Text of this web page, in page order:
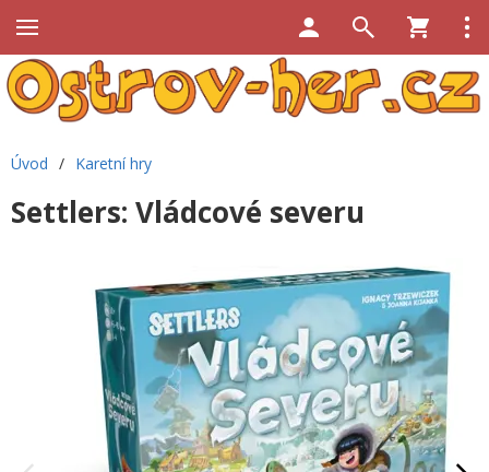
Úvod / Karetní hry
Settlers: Vládcové severu